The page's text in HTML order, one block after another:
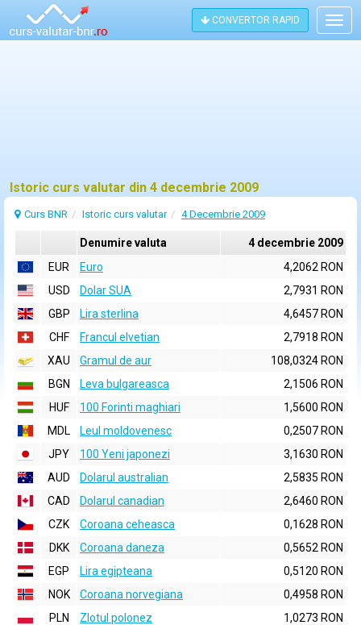
CONVERTOR RAPID
Istoric curs valutar din 4 decembrie 2009
Curs BNR Istoric curs valutar 4 Decembrie 2009
Denumire valuta
4 decembrie 2009
EUR
Euro
4,2062 RON
USD
Dolar SUA
2,7931 RON
GBP
Lira sterlina
4,6457 RON
CHF
Francul elvetian
2,7918 RON
XAU
Gramul de aur
108,0324 RON
BGN
Leva bulgareasca
2,1506 RON
HUF
100 Forinti maghiari
1,5600 RON
MDL
Leul moldovenesc
0,2507 RON
JPY
100 Yeni japonezi
3,1630 RON
AUD
Dolarul australian
2,5835 RON
CAD
Dolarul canadian
2,6460 RON
CZK
Coroana ceheasca
0,1628 RON
DKK
Coroana daneza
0,5652 RON
EGP
Lira egipteana
0,5120 RON
NOK
Coroana norvegiana
0,4958 RON
PLN
Zlotul polonez
1,0273 RON